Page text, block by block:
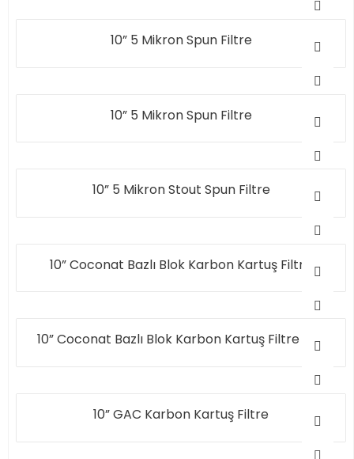
10” 5 Mikron Spun Filtre
10” 5 Mikron Spun Filtre
10” 5 Mikron Stout Spun Filtre
10” Coconat Bazlı Blok Karbon Kartuş Filtre
10” Coconat Bazlı Blok Karbon Kartuş Filtre Eko
10” GAC Karbon Kartuş Filtre